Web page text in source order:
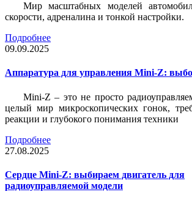
Мир масштабных моделей
скорости, адреналина и тонкой настройки.
Подробнее
09.09.2025
Аппаратура для управления Mini-Z:
Mini-Z – это не просто
целый мир микроскопических гонок,
реакции и глубокого понимания техники
Подробнее
27.08.2025
Сердце Mini-Z: выбираем двигатель для
радиоуправляемой модели